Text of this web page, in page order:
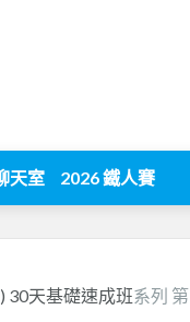
天室 2026 鐵人賽
30天基礎速成班系列 第